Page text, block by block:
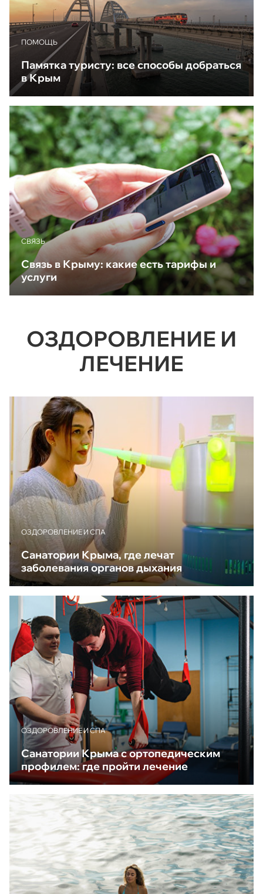
ПОМОЩЬ
Памятка туристу: все способы добраться
в Крым
CВЯЗЬ
Связь в Крыму: какие есть тарифы и
услуги
ОЗДОРОВЛЕНИЕ И
ЛЕЧЕНИЕ
ОЗДОРОВЛЕНИЕ И СПА
Санатории Крыма, где лечат
заболевания органов дыхания
ОЗДОРОВЛЕНИЕ И СПА
Санатории Крыма с ортопедическим
профилем: где пройти лечение